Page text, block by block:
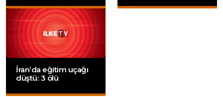
İran’da eğitim uçağı
düştü: 3 ölü